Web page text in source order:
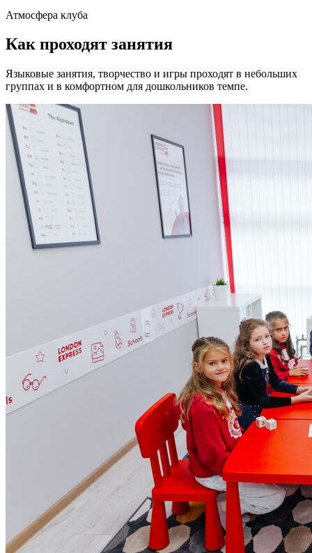
Атмосфера клуба
Как проходят занятия
Языковые занятия, творчество и игры проходят в небольших
группах и в комфортном для дошкольников темпе.